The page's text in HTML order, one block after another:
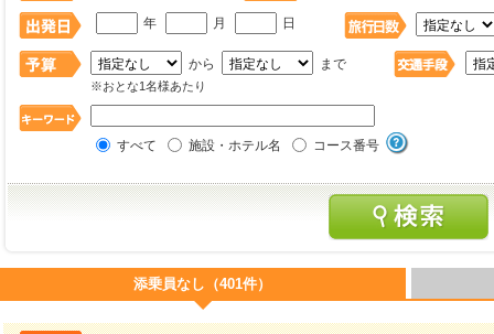
年 月 日
から まで
※おとな1名様あたり
すべて 施設・ホテル名 コース番号
添乗員なし（401件）